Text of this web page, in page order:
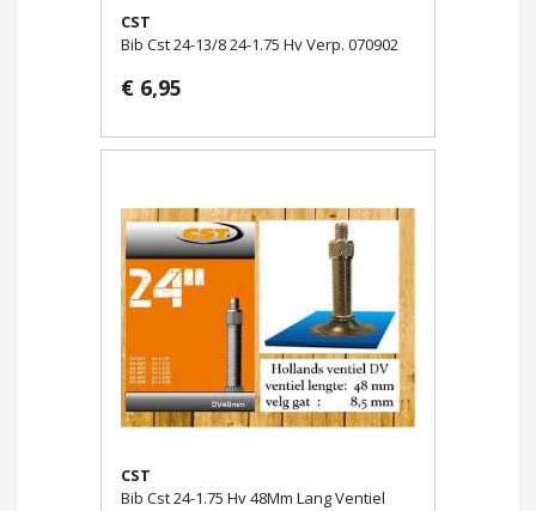
CST
Bib Cst 24-13/8 24-1.75 Hv Verp. 070902
€ 6,95
CST
Bib Cst 24-1.75 Hv 48Mm Lang Ventiel